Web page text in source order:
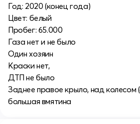
Год: 2020 (конец года)
Цвет: белый
Пробег: 65.000
Газа нет и не было
Один хозяин
Краски нет,
ДТП не было
Заднее правое крыло, над колесом
большая вмятина